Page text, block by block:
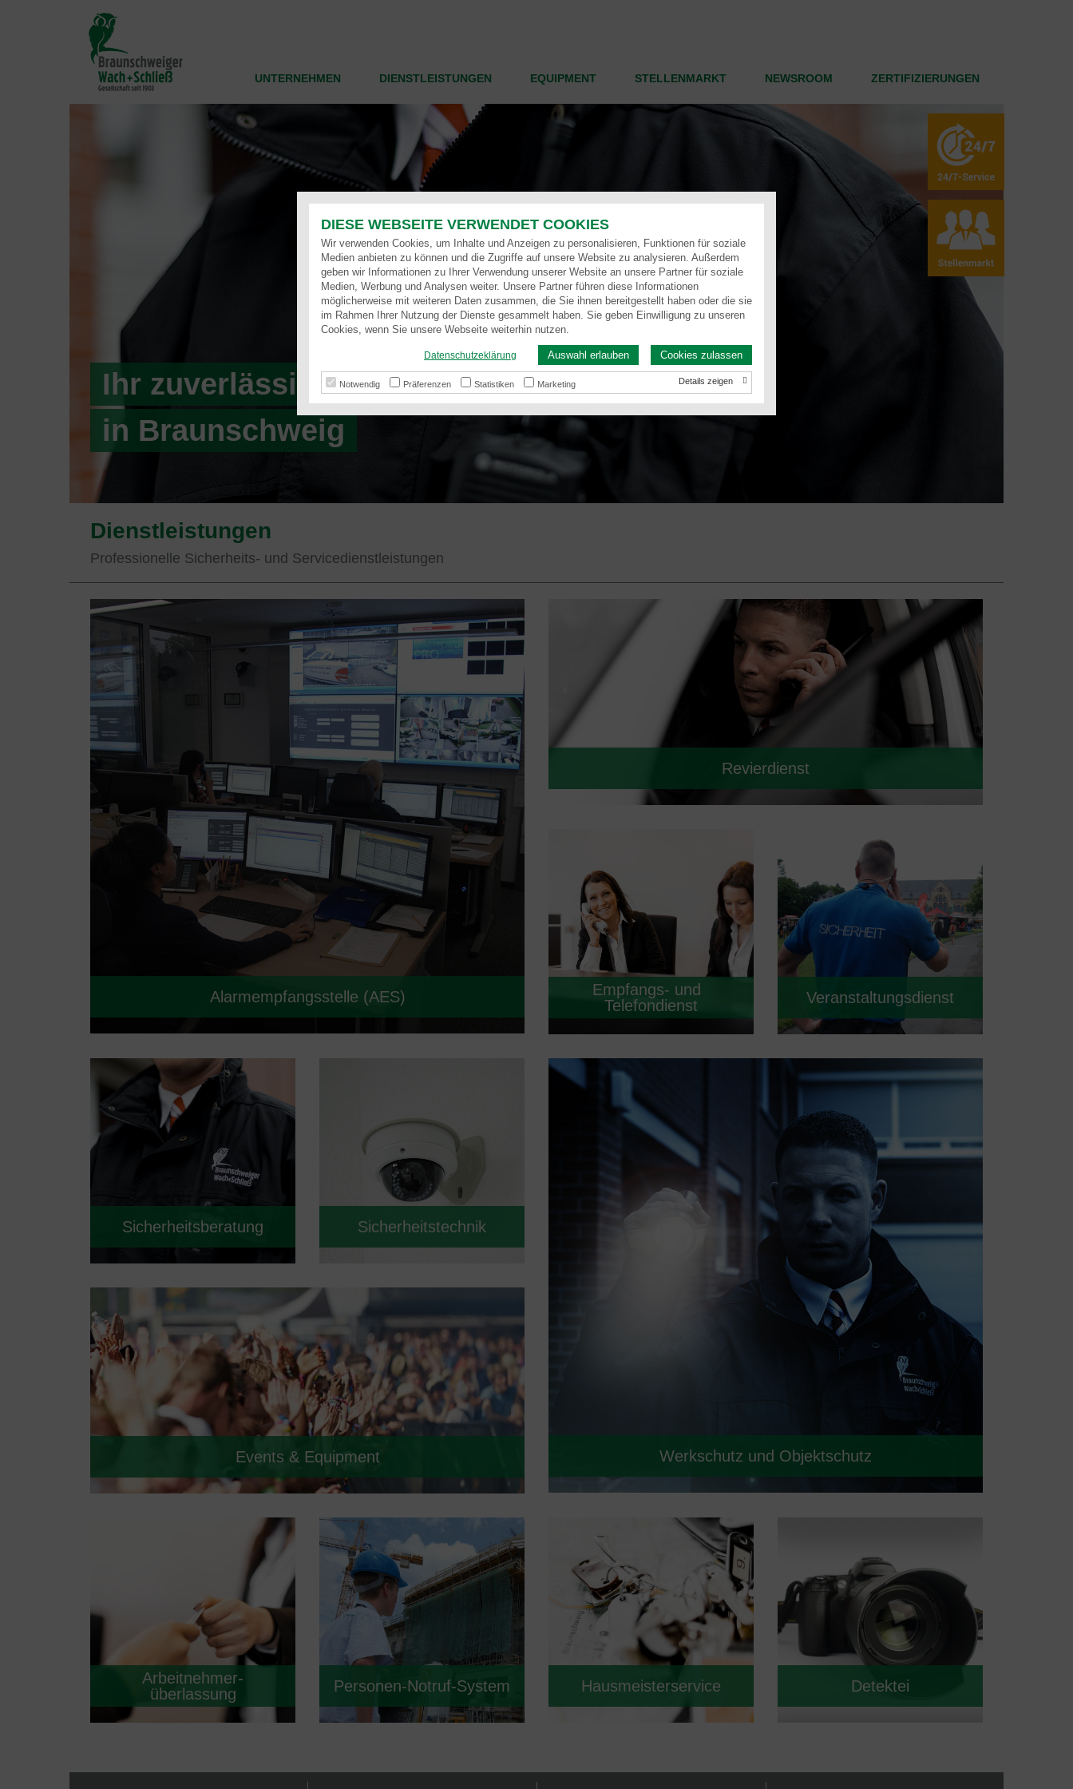
DIESE WEBSEITE VERWENDET COOKIES
Wir verwenden Cookies, um Inhalte und Anzeigen zu personalisieren, Funktionen für soziale
Medien anbieten zu können und die Zugriffe auf unsere Website zu analysieren. Außerdem
geben wir Informationen zu Ihrer Verwendung unserer Website an unsere Partner für soziale
Medien, Werbung und Analysen weiter. Unsere Partner führen diese Informationen
möglicherweise mit weiteren Daten zusammen, die Sie ihnen bereitgestellt haben oder die sie
im Rahmen Ihrer Nutzung der Dienste gesammelt haben. Sie geben Einwilligung zu unseren
Cookies, wenn Sie unsere Webseite weiterhin nutzen.
Datenschutzeklärung Auswahl erlauben Cookies zulassen
Notwendig Präferenzen Statistiken Marketing Details
UNTERNEHMEN DIENSTLEISTUNGEN EQUIPMENT STELLENMARKT NEWSROOM ZERTIFIZIERUNGEN
Ihr zuverlässiger Sicherheitsdienst
in Braunschweig
Dienstleistungen
Professionelle Sicherheits- und Servicedienstleistungen
Alarmempfangsstelle (AES)
Revierdienst
Empfangs- und
Telefondienst
Veranstaltungsdienst
Sicherheitsberatung Sicherheitstechnik
Events & Equipment Werkschutz und Objektschutz
Arbeitnehmer-
überlassung Personen-Notruf-System Hausmeisterservice Detektei